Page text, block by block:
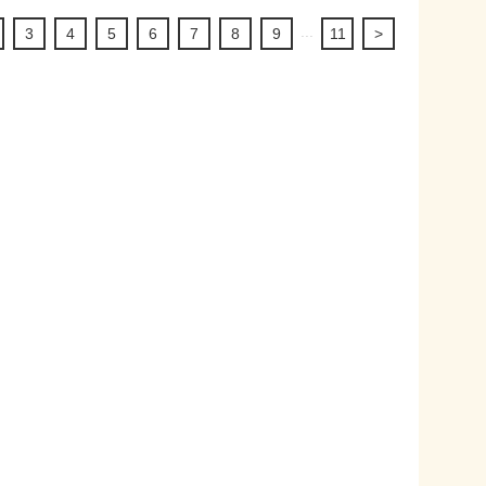
3 4 5 6 7 8 9 ... 11 >